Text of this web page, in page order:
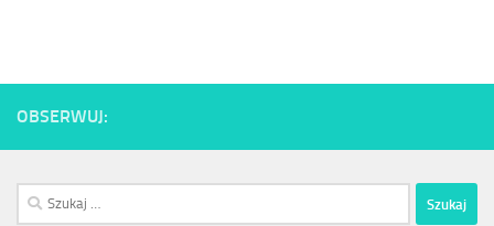
OBSERWUJ:
Szukaj: